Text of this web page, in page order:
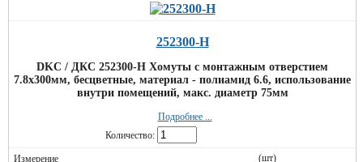
252300-H
DKC / ДКС 252300-H Хомуты с монтажным отверстием
7.8х300мм, бесцветные, материал - полиамид 6.6, использование
внутри помещений, макс. диаметр 75мм
Подробнее ...
Количество:
(шт)